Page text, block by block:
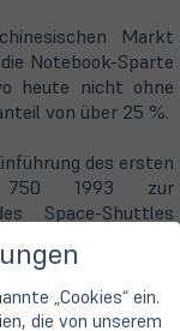
Markt
Notebook-Sparte
heute nicht ohne
von über 25 %.
des ersten
750 1993 zur
Space-Shuttles
wurde insgesamt
Shuttle Missionen
die einzigen
ISS (International
„Cookies“ ein.
die von unserem